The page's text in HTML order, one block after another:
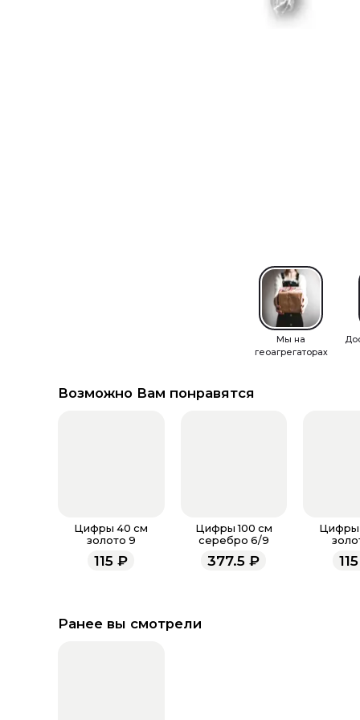
Мы на
геоагрегаторах
Возможно Вам понравятся
Цифры 40 см
золото 9
115 ₽
Цифры 100 см
серебро 6/9
377.5 ₽
Цифры
115
Ранее вы смотрели